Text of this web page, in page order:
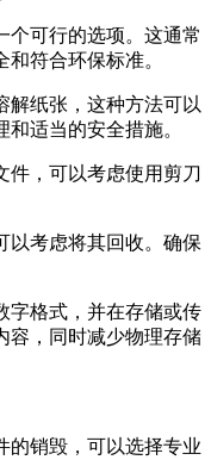
个可行的选项。这通常
符合环保标准。
解纸张，这种方法可以
适当的安全措施。
件，可以考虑使用剪刀
以考虑将其回收。确保
字格式，并在存储或传
容，同时减少物理存储
的销毁，可以选择专业